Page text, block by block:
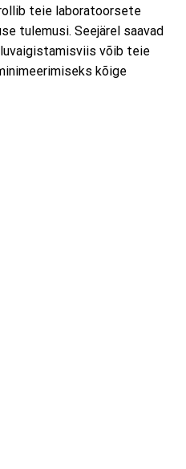
teie laboratoorsete
tulemusi. Seejärel saavad
võib teie
kõige